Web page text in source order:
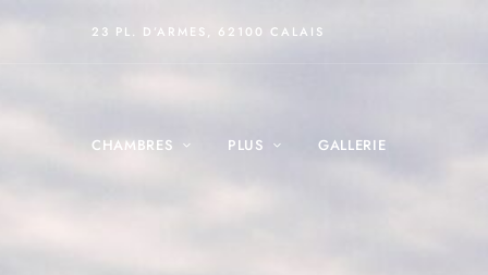
23 PL. D’ARMES, 62100 CALAIS
CHAMBRES PLUS GALLERIE